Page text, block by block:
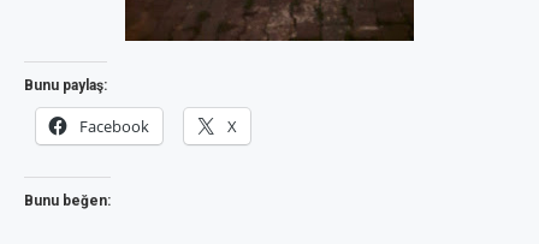
Bunu paylaş:
Facebook X
Bunu beğen: